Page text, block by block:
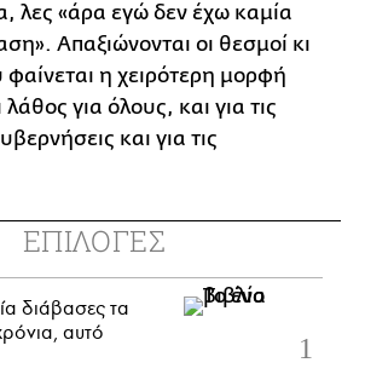
λες «άρα εγώ δεν έχω καμία
Απαξιώνονται οι θεσμοί κι
η χειρότερη μορφή
για όλους, και για τις
και για τις
ΕΠΙΛΟΓΕΣ
διάβασες τα
αυτό